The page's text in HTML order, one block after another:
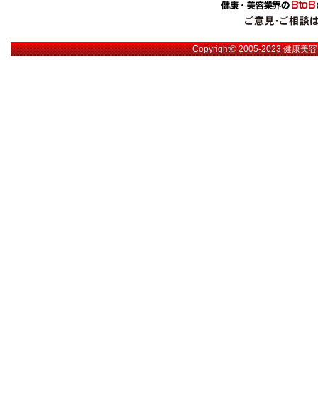
Copyright© 2005-2023健康美